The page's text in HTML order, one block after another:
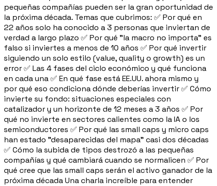
pequeñas compañías pueden ser la gran oportunidad de
la próxima década. Temas que cubrimos: ✅ Por qué en
22 años solo ha conocido a 3 personas que inviertan de
verdad a largo plazo ✅ Por qué "la macro no importa" es
falso si inviertes a menos de 10 años ✅ Por qué invertir
siguiendo un solo estilo (value, quality o growth) es un
error ✅ Las 4 fases del ciclo económico y qué funciona
en cada una ✅ En qué fase está EE.UU. ahora mismo y
por qué eso condiciona dónde deberías invertir ✅ Cómo
invierte su fondo: situaciones especiales con
catalizador y un horizonte de 12 meses a 3 años ✅ Por
qué no invierte en sectores calientes como la IA o los
semiconductores ✅ Por qué las small caps y micro caps
han estado "desaparecidas del mapa" casi dos décadas
✅ Cómo la subida de tipos destrozó a las pequeñas
compañías y qué cambiará cuando se normalicen ✅ Por
qué cree que las small caps serán el activo ganador de la
próxima década Una charla increíble para entender